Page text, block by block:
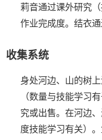
莉音通过课外研究
作业完成度。 结衣
收集系统
身处河边、山的树
（数量与技能学习
究或出售。 在河边
度技能学习有关）